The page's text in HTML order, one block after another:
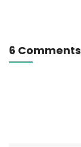
6 Comments